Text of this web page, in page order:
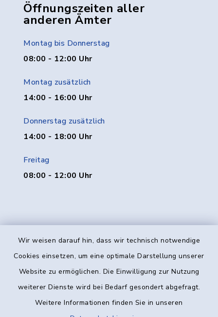
Wir weisen darauf hin, dass wir technisch notwendige
Cookies einsetzen, um eine optimale Darstellung unserer
Website zu ermöglichen. Die Einwilligung zur Nutzung
weiterer Dienste wird bei Bedarf gesondert abgefragt.
Weitere Informationen finden Sie in unseren
Öffnungszeiten aller
anderen Ämter
Montag bis Donnerstag
08:00 - 12:00 Uhr
Montag zusätzlich
14:00 - 16:00 Uhr
Donnerstag zusätzlich
14:00 - 18:00 Uhr
Freitag
08:00 - 12:00 Uhr
Kontakt
Datenschutz